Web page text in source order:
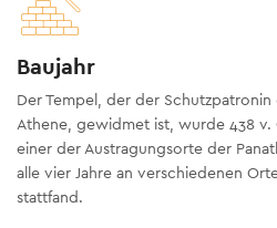
Baujahr
Der Tempel, der der
Athene, gewidmet ist, wurde 438
einer der Austragungsorte der
alle vier Jahre an verschiedenen
stattfand.